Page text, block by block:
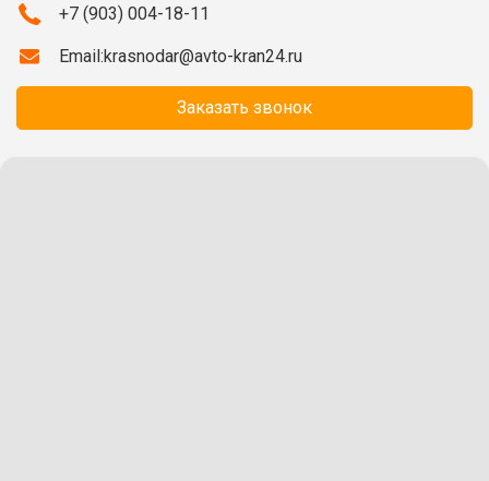
+7 (903) 004-18-11
Email:krasnodar@avto-kran24.ru
Заказать звонок